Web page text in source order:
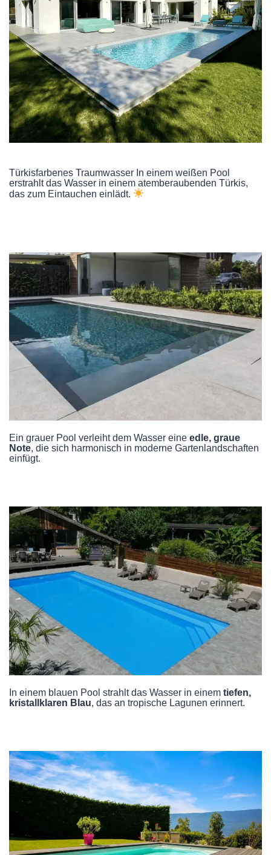
Türkisfarbenes Traumwasser In einem weißen Pool
erstrahlt das Wasser in einem atemberaubenden Türkis,
das zum Eintauchen einlädt.
Ein grauer Pool verleiht dem Wasser eine edle, graue
Note, die sich harmonisch in moderne Gartenlandschaften
einfügt. ️
In einem blauen Pool strahlt das Wasser in einem tiefen,
kristallklaren Blau, das an tropische Lagunen erinnert. ️